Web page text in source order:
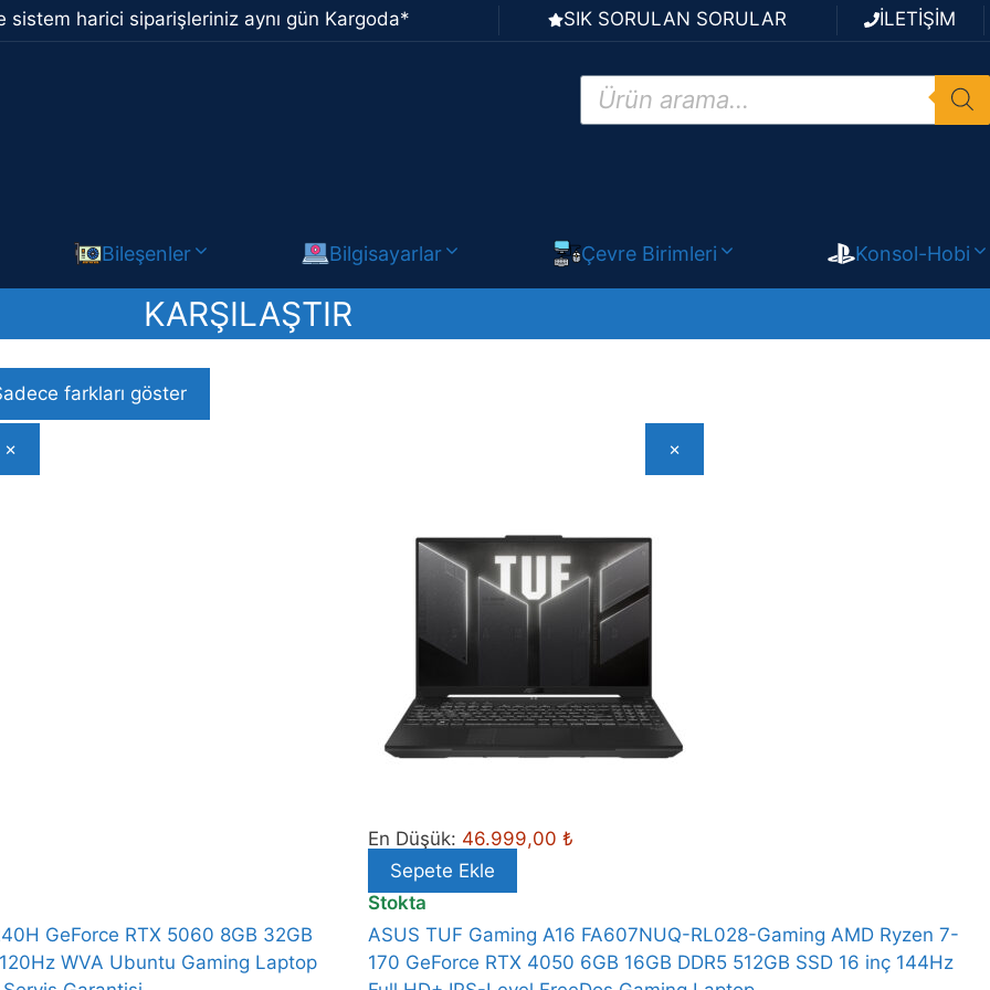
harici siparişleriniz aynı gün Kargoda* SIK SORULAN SORULAR İLETİŞİM
Products
search
Bileşenler Bilgisayarlar Çevre Birimleri Konsol-Hobi
KARŞILAŞTIR
farkları göster
× ×
En Düşük: 46.999,00 ₺
Sepete Ekle
Stokta
GeForce RTX 5060 8GB 32GB
WVA Ubuntu Gaming Laptop
ASUS TUF Gaming A16 FA607NUQ-RL028-Gaming AMD Ryzen 7-
170 GeForce RTX 4050 6GB 16GB DDR5 512GB SSD 16 inç 144Hz